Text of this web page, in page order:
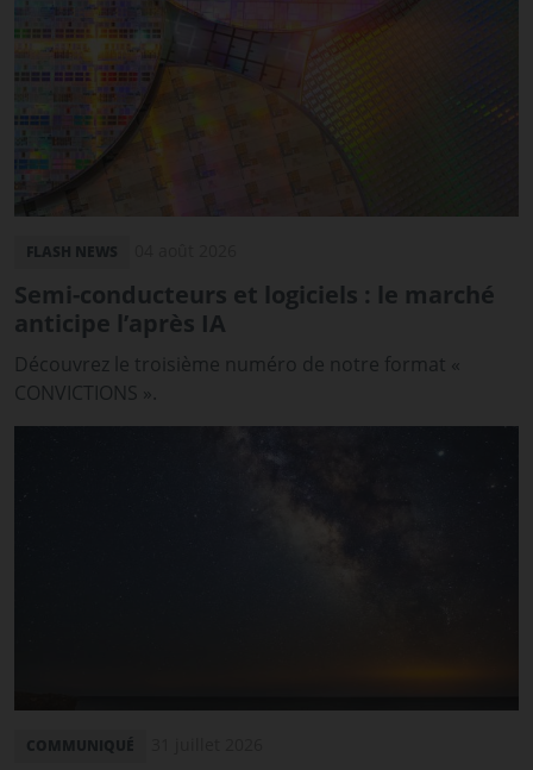
Semi-conducteurs et logiciels : le marché
anticipe l’après IA
Découvrez le troisième numéro de notre format «
CONVICTIONS ».